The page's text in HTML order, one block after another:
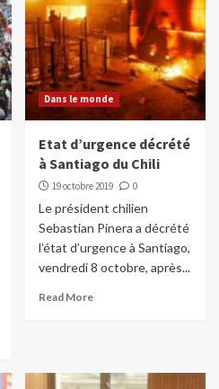
Dans le monde
Etat d’urgence décrété
à Santiago du Chili
19 octobre 2019 0
Le président chilien
Sebastian Pinera a décrété
l’état d’urgence à Santiago,
vendredi 8 octobre, après...
Read More